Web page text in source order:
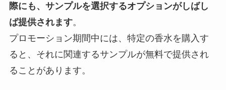
際にも、サンプルを選択するオプションがしばし
ば提供されます。
プロモーション期間中には、特定の香水を購入す
ると、それに関連するサンプルが無料で提供され
ることがあります。